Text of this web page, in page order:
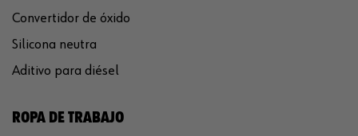
Convertidor de óxido
Silicona neutra
Aditivo para diésel
ROPA DE TRABAJO